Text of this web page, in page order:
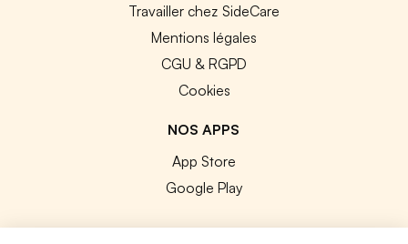
Travailler chez SideCare
Mentions légales
CGU & RGPD
Cookies
NOS APPS
App Store
Google Play